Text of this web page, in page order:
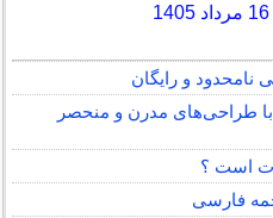
با طراحی‌های مدرن و منحصر
است ؟
فارسی